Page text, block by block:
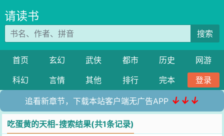
请读书
搜索
首页 玄幻 武侠 都市 历史
网游
科幻
言情 其他 排行 完本 登录
追看新章节，下载本站客户端无广告APP ↓↓↓
吃蛋黄的天相-搜索结果(共1条记录)